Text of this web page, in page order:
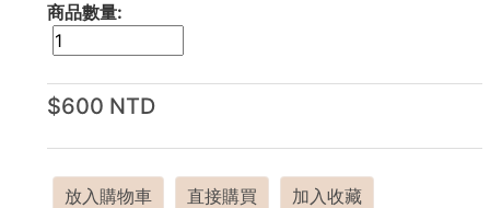
商品數量:
$600 NTD
放入購物車 直接購買 加入收藏